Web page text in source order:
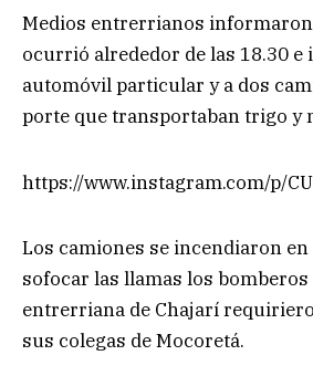
Medios entrerrianos
ocurrió alrededor de las 18.30
automóvil particular y a dos
porte que transportaban trigo y
https://www.instagram.com/p/
Los camiones se incendiaron en
sofocar las llamas los bomberos
entrerriana de Chajarí
sus colegas de Mocoretá.